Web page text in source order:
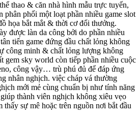
thao & căn nhà hình mẫu trực tuyến,
phân phối một loạt phần nhiều game slot
họa bắt mắt & thời cơ đổi thưởng.
được làn da công bởi do phần nhiều
tiến game đứng đầu chất lỏng không
công minh & chất lỏng lượng không
gem sky world còn tiếp phần nhiều cuộc
công vậy… trù phú đủ để đáp ứng
nhân nghịch. việc cháp vá thường
mới mẻ cùng chuẩn bị như tính năng
thành viên nghịch không xiêu vẹo
thấy sự mê hoặc trên nguồn nơi bắt đầu